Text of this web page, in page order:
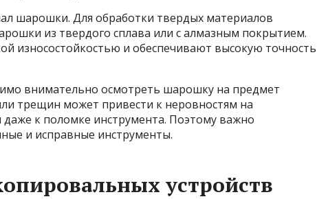
шарошки. Для обработки твердых материалов
из твердого сплава или с алмазным покрытием.
износостойкостью и обеспечивают высокую точность
внимательно осмотреть шарошку на предмет
трещин может привести к неровностям на
к поломке инструмента. Поэтому важно
и исправные инструменты.
устройств